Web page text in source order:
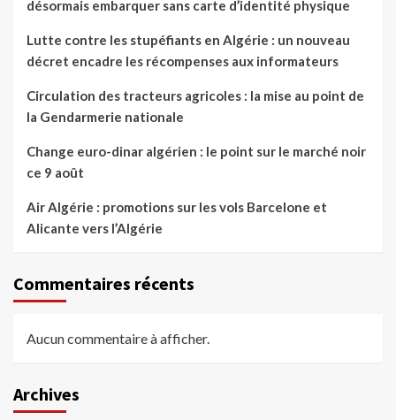
désormais embarquer sans carte d’identité physique
Lutte contre les stupéfiants en Algérie : un nouveau
décret encadre les récompenses aux informateurs
Circulation des tracteurs agricoles : la mise au point de
la Gendarmerie nationale
Change euro-dinar algérien : le point sur le marché noir
ce 9 août
Air Algérie : promotions sur les vols Barcelone et
Alicante vers l’Algérie
Commentaires récents
Aucun commentaire à afficher.
Archives